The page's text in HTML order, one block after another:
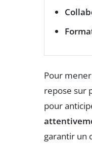
Pour
repose sur
pour
garantir un